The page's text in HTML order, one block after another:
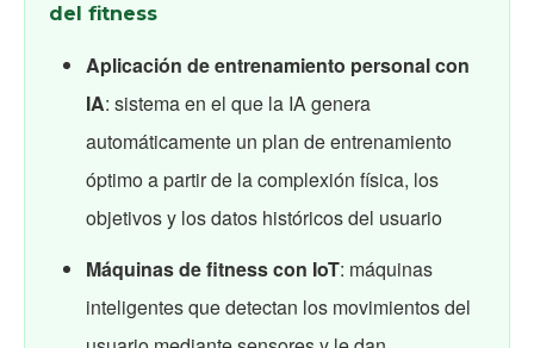
del fitness
Aplicación de entrenamiento personal con
IA: sistema en el que la IA genera
automáticamente un plan de entrenamiento
óptimo a partir de la complexión física, los
objetivos y los datos históricos del usuario
Máquinas de fitness con IoT: máquinas
inteligentes que detectan los movimientos del